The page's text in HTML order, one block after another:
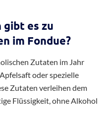
es zu
im Fondue?
Zutaten im Jahr
oder spezielle
Zutaten verleihen dem
Flüssigkeit, ohne Alkohol